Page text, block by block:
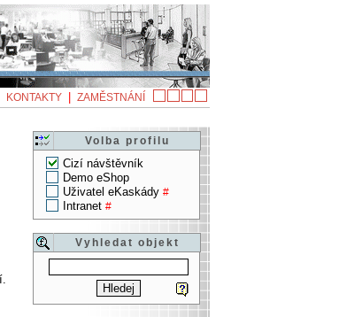
KONTAKTY ZAMĚSTNÁNÍ
Volba profilu
Cizí návštěvník
Demo eShop
Uživatel eKaskády #
Intranet #
Vyhledat objekt